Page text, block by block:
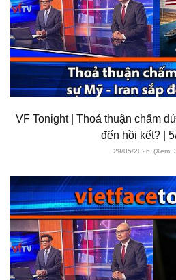
VF Tonight | Thoả thuận chấm
đến hồi kết? |
29/05/2026 (Xem: